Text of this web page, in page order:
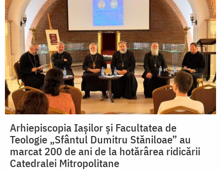
Arhiepiscopia Iașilor și Facultatea de
Teologie „Sfântul Dumitru Stăniloae” au
marcat 200 de ani de la hotărârea ridicării
Catedralei Mitropolitane